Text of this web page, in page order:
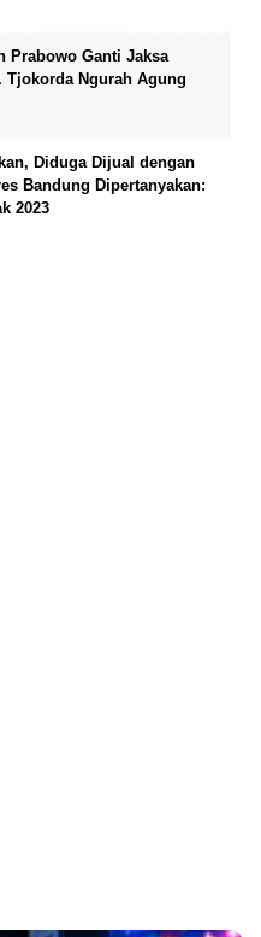
Prabowo Ganti Jaksa
Ngurah Agung
Diduga Dijual dengan
Bandung Dipertanyakan:
2023